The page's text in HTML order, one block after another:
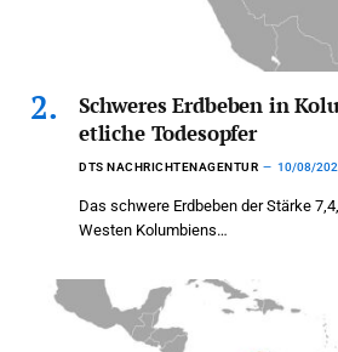
Schweres Erdbeben in
etliche Todesopfer
DTS NACHRICHTENAGENTUR 10/08/
Das schwere Erdbeben der Stärke
Westen Kolumbiens…